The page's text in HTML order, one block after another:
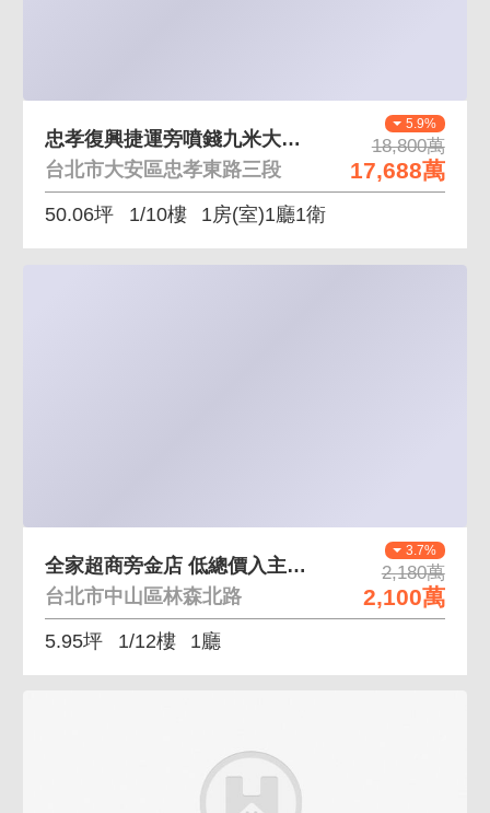
5.9%
18,800萬
17,688萬
忠孝復興捷運旁噴錢九米大面寬金店
台北市大安區忠孝東路三段
50.06坪 1/10樓 1房(室)1廳1衛
3.7%
2,180萬
2,100萬
全家超商旁金店 低總價入主正林森北路熱鬧金店
台北市中山區林森北路
5.95坪 1/12樓 1廳